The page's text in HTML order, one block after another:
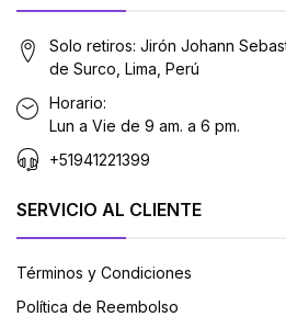
Solo retiros: Jirón Johann
de Surco, Lima, Perú
Horario:
Lun a Vie de 9 am. a 6 pm.
+51941221399
SERVICIO AL CLIENTE
Términos y Condiciones
Política de Reembolso